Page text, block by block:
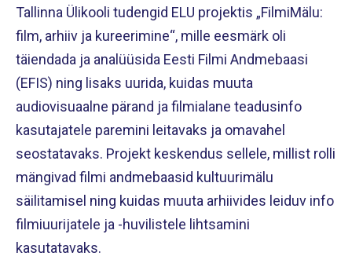
Tallinna Ülikooli tudengid ELU projektis „FilmiMälu:
film, arhiiv ja kureerimine“, mille eesmärk oli
täiendada ja analüüsida Eesti Filmi Andmebaasi
(EFIS) ning lisaks uurida, kuidas muuta
audiovisuaalne pärand ja filmialane teadusinfo
kasutajatele paremini leitavaks ja omavahel
seostatavaks. Projekt keskendus sellele, millist rolli
mängivad filmi andmebaasid kultuurimälu
säilitamisel ning kuidas muuta arhiivides leiduv info
filmiuurijatele ja -huvilistele lihtsamini
kasutatavaks.